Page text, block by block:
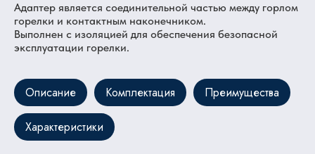
Адаптер является соединительной частью между горлом
горелки и контактным наконечником.
Выполнен с изоляцией для обеспечения безопасной
эксплуатации горелки.
Описание Комплектация Преимущества
Характеристики